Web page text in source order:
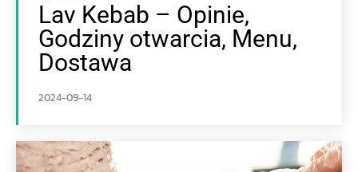
Lav Kebab – Opinie,
Godziny otwarcia, Menu,
Dostawa
2024-09-14